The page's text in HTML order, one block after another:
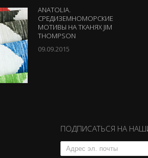
ANATOLIA.
СРЕДИЗЕМНОМОРСКИЕ
МОТИВЫ НА ТКАНЯХ JIM
THOMPSON
09.09.2015
ПОДПИСАТЬСЯ НА